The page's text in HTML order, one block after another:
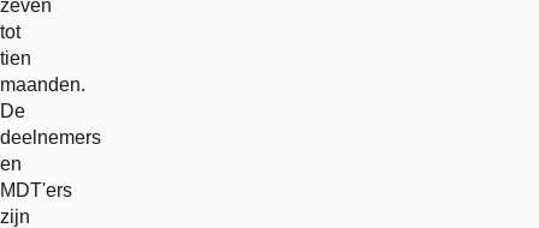
zeven
tot
tien
maanden.
De
deelnemers
en
MDT'ers
zijn